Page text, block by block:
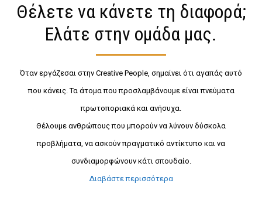
Θέλετε να κάνετε τη διαφορά;
Ελάτε στην ομάδα μας.
Όταν εργάζεσαι στην Creative People, σημαίνει ότι αγαπάς αυτό
που κάνεις. Τα άτομα που προσλαμβάνουμε είναι πνεύματα
πρωτοποριακά και ανήσυχα.
Θέλουμε ανθρώπους που μπορούν να λύνουν δύσκολα
προβλήματα, να ασκούν πραγματικό αντίκτυπο και να
συνδιαμορφώνουν κάτι σπουδαίο.
Διαβάστε περισσότερα